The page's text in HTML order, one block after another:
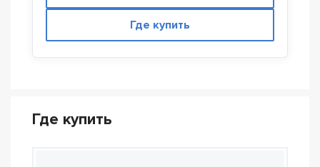
Где купить
Где купить